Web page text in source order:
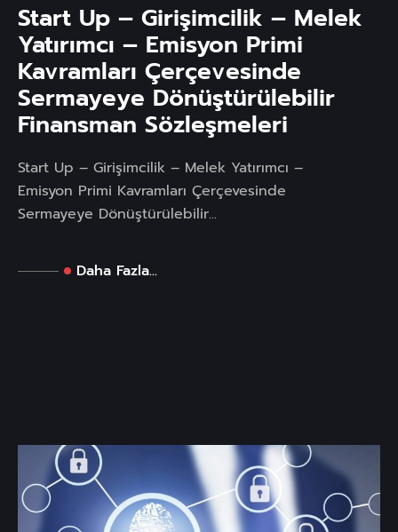
Start Up – Girişimcilik – Melek
Yatırımcı – Emisyon Primi
Kavramları Çerçevesinde
Sermayeye Dönüştürülebilir
Finansman Sözleşmeleri
Start Up – Girişimcilik – Melek Yatırımcı –
Emisyon Primi Kavramları Çerçevesinde
Sermayeye Dönüştürülebilir...
Daha Fazla...